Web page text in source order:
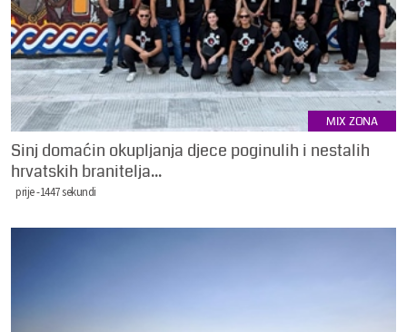
MIX ZONA
Sinj domaćin okupljanja djece poginulih i nestalih
hrvatskih branitelja...
prije -1447 sekundi